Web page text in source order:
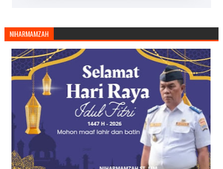
NIHARMAMZAH